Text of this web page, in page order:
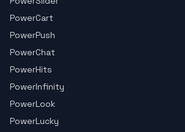
PowerCart
PowerPush
PowerChat
PowerHits
PowerInfinity
PowerLook
PowerLucky